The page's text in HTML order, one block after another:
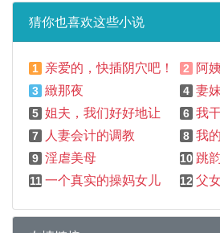
猜你也喜欢这些小说
1 亲爱的，快插阴穴吧！ 2 阿
3 緻那夜 4 妻妹
5 姐夫，我们好好地让对方舒服 6 我
7 人妻会计的调教 8 我的
9 淫虐美母 10 跳
11 一个真实的操妈女儿 12 父